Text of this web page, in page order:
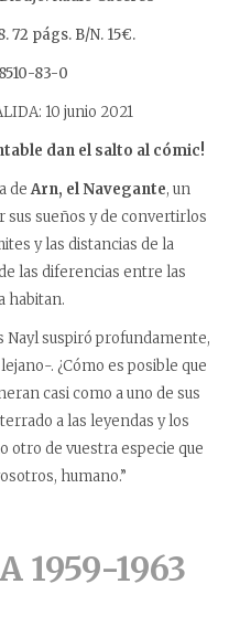
72 págs. B/N. 15€.
83-0
10 junio 2021
dan el salto al cómic!
deArn, el Navegante, un
sus sueños y de convertirlos
y las distancias de la
las diferencias entre las
habitan.
Nayl suspiró profundamente,
. ¿Cómo es posible que
casi como a uno de sus
a las leyendas y los
otro de vuestra especie que
humano.”
1959-1963